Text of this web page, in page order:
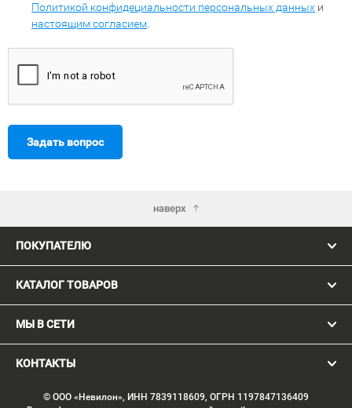
Политикой конфидециальности персональных данных и
настоящим согласием
Задать вопрос
наверх
ПОКУПАТЕЛЮ
КАТАЛОГ ТОВАРОВ
МЫ В СЕТИ
КОНТАКТЫ
© ООО «Невилон», ИНН 7839118609, ОГРН 1197847136409